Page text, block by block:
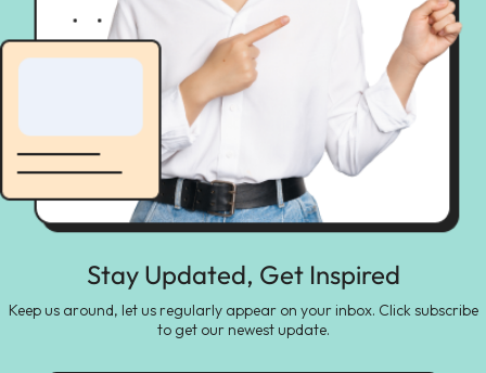
Stay Updated, Get Inspired
Keep us around, let us regularly appear on your inbox. Click subscribe
to get our newest update.